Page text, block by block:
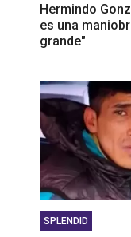
Hermindo
es una
grande"
SPLENDID